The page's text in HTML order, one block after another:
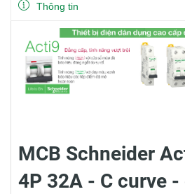
Thông tin
MCB Schneider
4P 32A - C curve